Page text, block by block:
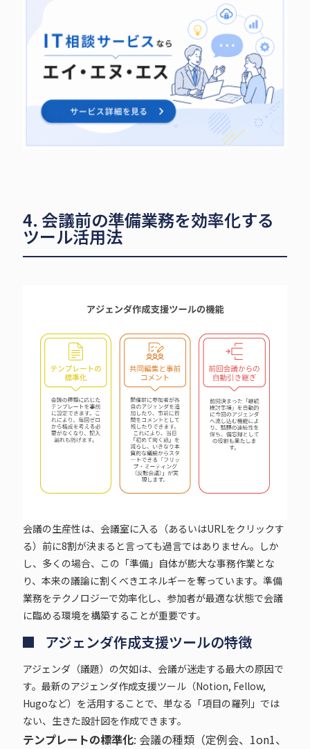
4. 会議前の準備業務を効率化する
ツール活用法
会議の生産性は、会議室に入る（あるいはURLをクリックす
る）前に8割が決まると言っても過言ではありません。しか
し、多くの場合、この「準備」自体が膨大な事務作業とな
り、本来の議論に割くべきエネルギーを奪っています。準備
業務をテクノロジーで効率化し、参加者が最適な状態で会議
に臨める環境を構築することが重要です。
アジェンダ作成支援ツールの特徴
アジェンダ（議題）の欠如は、会議が迷走する最大の原因で
す。最新のアジェンダ作成支援ツール（Notion, Fellow,
Hugoなど）を活用することで、単なる「項目の羅列」では
ない、生きた設計図を作成できます。
テンプレートの標準化: 会議の種類（定例会、1on1、